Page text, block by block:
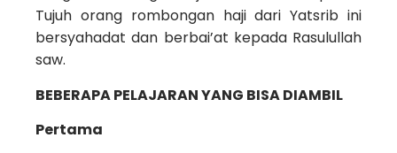
Tujuh orang rombongan haji dari Yatsrib ini
bersyahadat dan berbai’at kepada Rasulullah
saw.
BEBERAPA PELAJARAN YANG BISA DIAMBIL
Pertama